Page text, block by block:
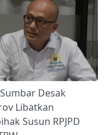
Desak
Libatkan
Susun RPJPD